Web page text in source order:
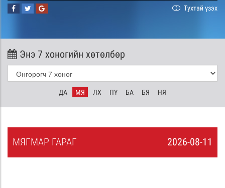
Тухтай үзэх
Энэ 7 хоногийн хөтөлбөр
ДА МЯ ЛХ ПҮ БА БЯ НЯ
2026-08-11
МЯГМАР ГАРАГ